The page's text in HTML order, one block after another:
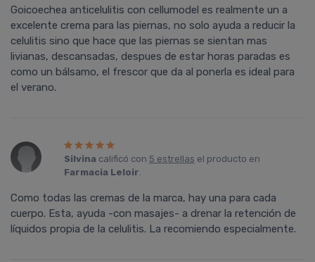
Goicoechea anticelulitis con cellumodel es realmente un a
excelente crema para las piernas, no solo ayuda a reducir la
celulitis sino que hace que las piernas se sientan mas
livianas, descansadas, despues de estar horas paradas es
como un bálsamo, el frescor que da al ponerla es ideal para
el verano.
Silvina calificó con 5 estrellas el producto en
Farmacia Leloir.
Como todas las cremas de la marca, hay una para cada
cuerpo. Esta, ayuda -con masajes- a drenar la retención de
líquidos propia de la celulitis. La recomiendo especialmente.